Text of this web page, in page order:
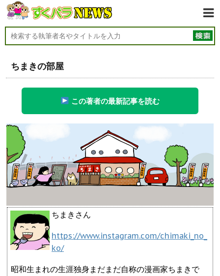
ちまきの部屋
この著者の最新記事を読む
ちまきさん
https://www.instagram.com/chimaki_no_
ko/
昭和生まれの生涯独身まだまだ自称の漫画家ちまきで